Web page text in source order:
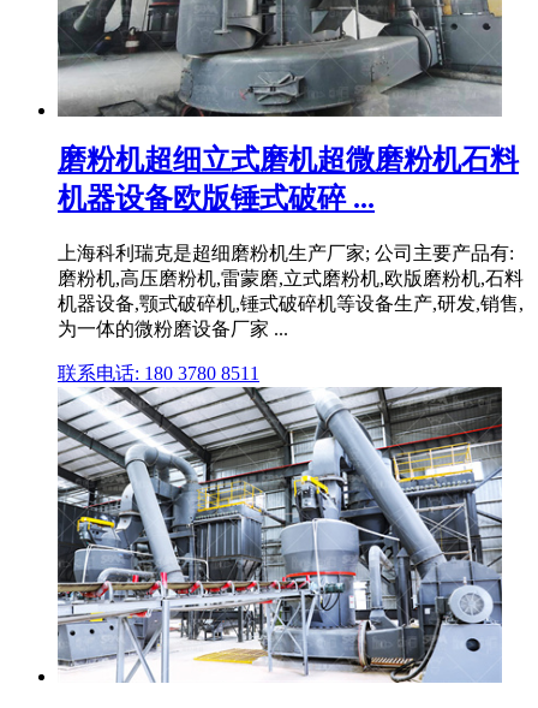
磨粉机超细立式磨机超微磨粉机石料
机器设备欧版锤式破碎 ...
上海科利瑞克是超细磨粉机生产厂家; 公司主要产品有:
磨粉机,高压磨粉机,雷蒙磨,立式磨粉机,欧版磨粉机,石料
机器设备,颚式破碎机,锤式破碎机等设备生产,研发,销售,
为一体的微粉磨设备厂家 ...
联系电话: 180 3780 8511